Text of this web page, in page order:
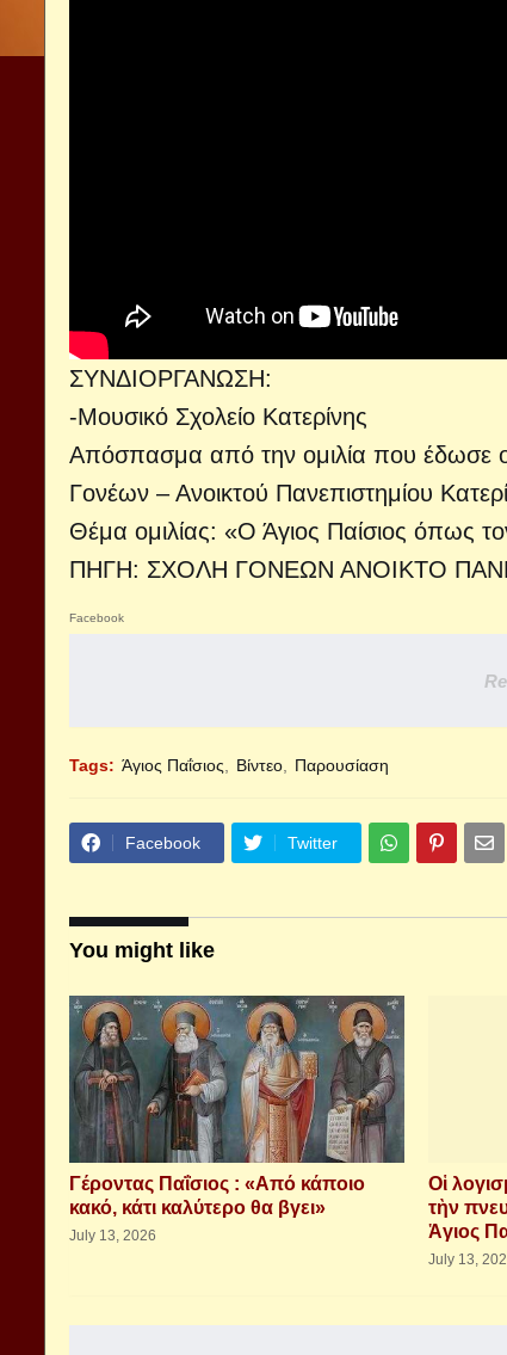
ΣΥΝΔΙΟΡΓΑΝΩΣΗ:
-Μουσικό Σχολείο Κατερίνης
Απόσπασμα από την ομιλία που έδωσε
Γονέων – Ανοικτού Πανεπιστημίου
Θέμα ομιλίας: «Ο Άγιος Παίσιος όπως
ΠΗΓΗ: ΣΧΟΛΗ ΓΟΝΕΩΝ ΑΝΟΙΚΤΟ
Facebook
Tags: Άγιος Παΐσιος Βίντεο Παρουσίαση
Facebook Twitter
You might like
Γέροντας Παΐσιος : «Από κάποιο
κακό, κάτι καλύτερο θα βγει»
July 13, 2026
Οἱ
τὴν
Ἁγιος
July 13,